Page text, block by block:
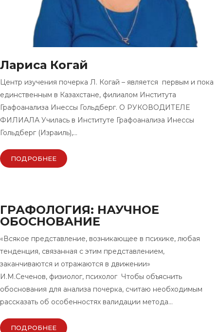
Лариса Когай
Центр изучения почерка Л. Когай – является первым и пока
единственным в Казахстане, филиалом Института
Графоанализа Инессы Гольдберг. О РУКОВОДИТЕЛЕ
ФИЛИАЛА Училась в Институте Графоанализа Инессы
Гольдберг (Израиль),…
ПОДРОБНЕЕ
ГРАФОЛОГИЯ: НАУЧНОЕ
ОБОСНОВАНИЕ
«Всякое представление, возникающее в психике, любая
тенденция, связанная с этим представлением,
заканчиваются и отражаются в движении»
И.М.Сеченов, физиолог, психолог Чтобы объяснить
обоснования для анализа почерка, считаю необходимым
рассказать об особенностях валидации метода…
ПОДРОБНЕЕ